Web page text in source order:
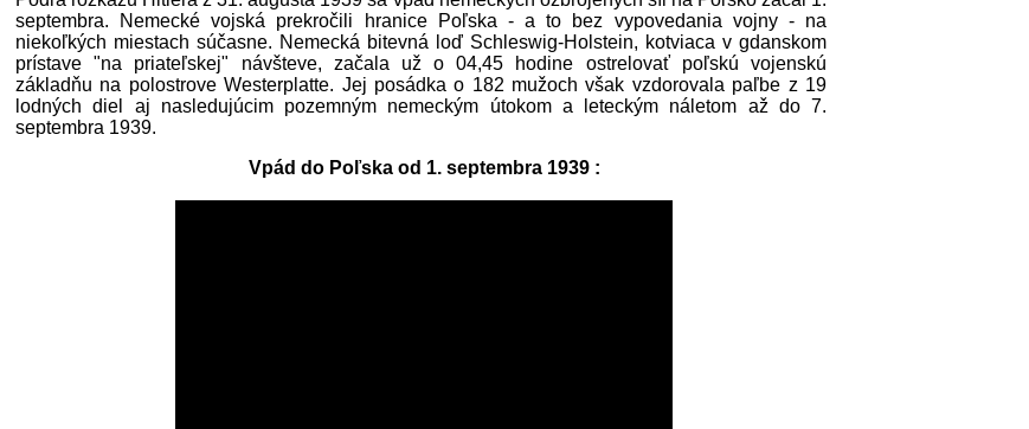
septembra. Nemecké vojská prekročili hranice Poľska - a to bez vypovedania vojny - na
niekoľkých miestach súčasne. Nemecká bitevná loď Schleswig-Holstein, kotviaca v gdanskom
prístave "na priateľskej" návšteve, začala už o 04,45 hodine ostrelovať poľskú vojenskú
základňu na polostrove Westerplatte. Jej posádka o 182 mužoch však vzdorovala paľbe z 19
lodných diel aj nasledujúcim pozemným nemeckým útokom a leteckým náletom až do 7.
septembra 1939.
Vpád do Poľska od 1. septembra 1939 :